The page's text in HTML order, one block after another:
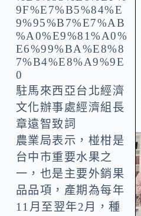
駐馬來西亞台北經濟
文化辦事處經濟組長
章遠智致詞
農業局表示，椪柑是
台中市重要水果之
一，也是主要外銷果
品品項，產期為每年
11月至翌年2月，種